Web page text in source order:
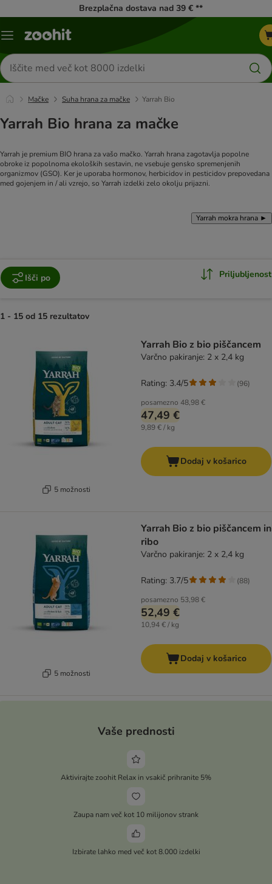
Brezplačna dostava nad 39 € **
Meni
Iskanje
izdelkov
Mačke Suha hrana za mačke Yarrah Bio
Yarrah Bio hrana za mačke
Yarrah je premium BIO hrana za vašo mačko. Yarrah hrana zagotavlja popolne
obroke iz popolnoma ekoloških sestavin, ne vsebuje gensko spremenjenih
organizmov (GSO). Ker je uporaba hormonov, herbicidov in pesticidov prepovedana
med gojenjem in / ali vzrejo, so Yarrah izdelki zelo okolju prijazni.
Yarrah mokra hrana ►
Išči po Priljubljenost
1 - 15 od 15 rezultatov
5 možnosti
Yarrah Bio z bio piščancem
Varčno pakiranje: 2 x 2,4 kg
posamezno 48,98 €
47,49 €
9,89 € / kg
Rating: 3.4/5 (96)
Dodaj v košarico
5 možnosti
Yarrah Bio z bio piščancem in
ribo
Varčno pakiranje: 2 x 2,4 kg
posamezno 53,98 €
52,49 €
10,94 € / kg
Rating: 3.7/5 (88)
Dodaj v košarico
Vaše prednosti
Aktivirajte zoohit Relax in vsakič prihranite 5%
Zaupa nam več kot 10 milijonov strank
Izbirate lahko med več kot 8.000 izdelki